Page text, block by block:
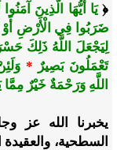
﴿يَا أَيُّهَا الَّذِينَ
ضَرَبُوا فِي الْأَرْضِ أَوْ
لِيَجْعَلَ اللَّهُ ذَلِكَ
تَعْمَلُونَ بَصِيرٌ *
اللَّهِ وَرَحْمَةٌ خَيْرٌ
يخبرنا الله عز
السطحية، والعقيدة